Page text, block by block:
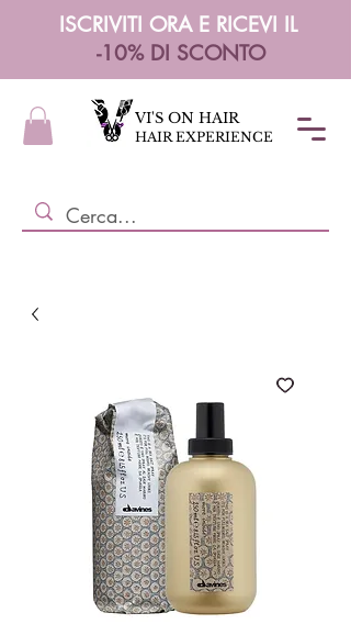
ISCRIVITI ORA E RICEVI IL
-10% DI SCONTO
HAIR EXPERIENCE
VI'S ON HAIR